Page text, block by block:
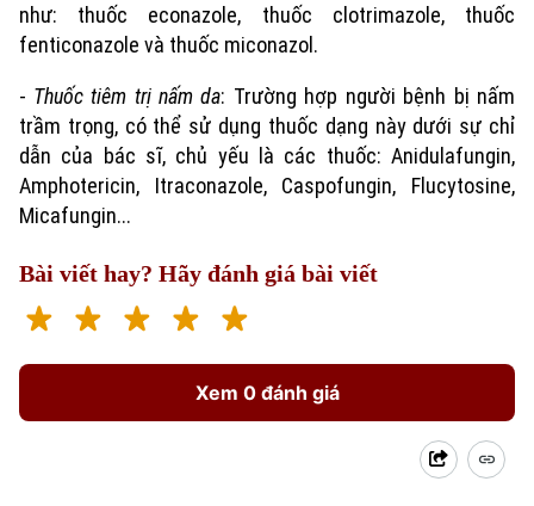
Theo dõi Hà Nội On
như: thuốc econazole, thuốc clotrimazole, thuốc
fenticonazole và thuốc miconazol.
- Thuốc tiêm trị nấm da: Trường hợp người bệnh bị nấm
trầm trọng, có thể sử dụng thuốc dạng này dưới sự chỉ
dẫn của bác sĩ, chủ yếu là các thuốc: Anidulafungin,
Amphotericin, Itraconazole, Caspofungin, Flucytosine,
Micafungin...
Bài viết hay? Hãy đánh giá bài viết
Xem 0 đánh giá